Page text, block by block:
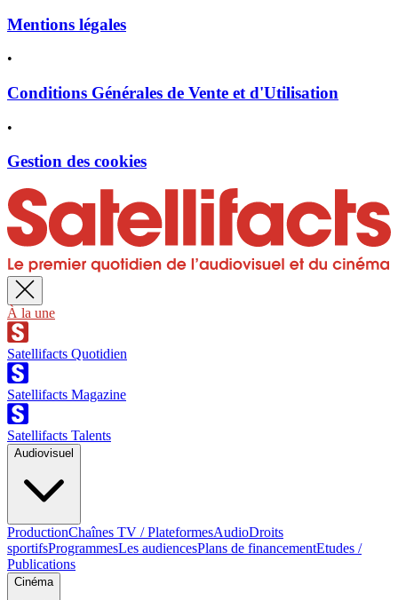
Mentions légales
•
Conditions Générales de Vente et d'Utilisation
•
Gestion des cookies
À la une
Satellifacts Quotidien
Satellifacts Magazine
Satellifacts Talents
Audiovisuel
ProductionChaînes TV / PlateformesAudioDroits
sportifsProgrammesLes audiencesPlans de financementEtudes /
Publications
Cinéma